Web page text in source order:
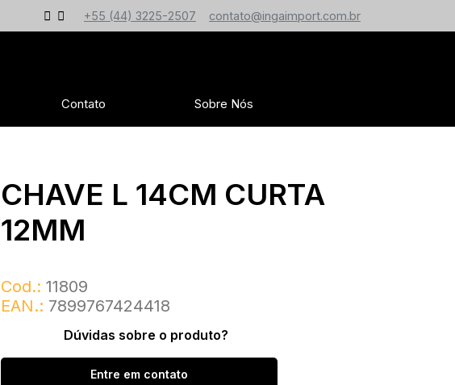
+55 (44) 3225-2507 contato@ingaimport.com.br
Contato Sobre Nós
CHAVE L 14CM CURTA
12MM
Cod.: 11809
EAN.: 7899767424418
Dúvidas sobre o produto?
Entre em contato